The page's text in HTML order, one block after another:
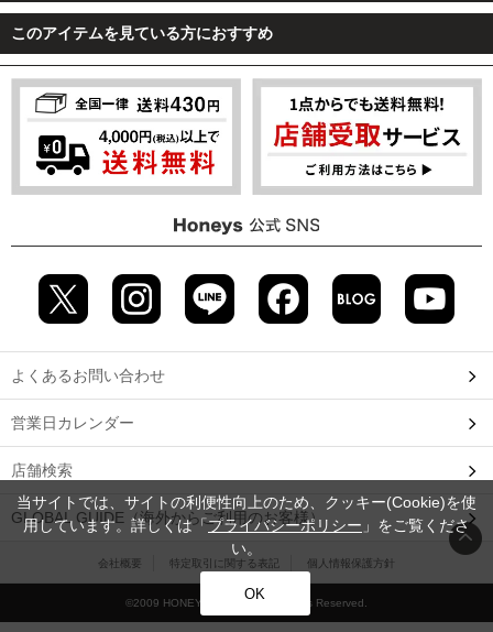
このアイテムを見ている方におすすめ
よくあるお問い合わせ
営業日カレンダー
店舗検索
GLOBAL GUIDE（海外からご利用のお客様）
会社概要 特定取引に関する表記 個人情報保護方針
©2009 HONEYS CO., LTD. All Rights Reserved.
当サイトでは、サイトの利便性向上のため、クッキー(Cookie)を使
用しています。詳しくは「プライバシーポリシー 」をご覧くださ
い。
OK